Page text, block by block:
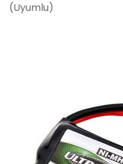
(Uyumlu)